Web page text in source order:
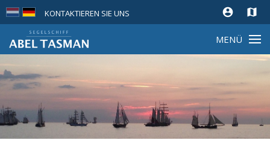
account_circle map
KONTAKTIEREN SIE UNS
MENÜ